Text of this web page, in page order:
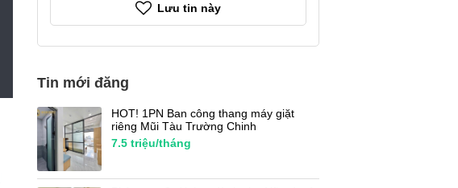
Lưu tin này
Tin mới đăng
HOT! 1PN Ban công thang máy giặt
riêng Mũi Tàu Trường Chinh
7.5 triệu/tháng